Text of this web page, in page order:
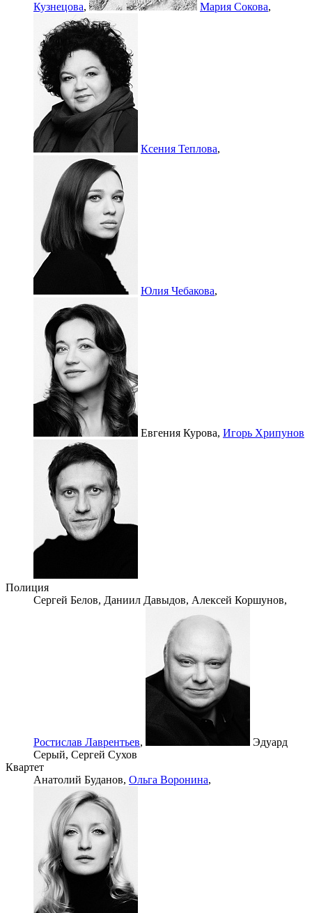
Кузнецова, Мария Сокова,
Ксения Теплова,
Юлия Чебакова,
Евгения Курова, Игорь Хрипунов
Полиция
Сергей Белов, Даниил Давыдов, Алексей Коршунов,
Ростислав Лаврентьев,
Эдуард
Серый, Сергей Сухов
Квартет
Анатолий Буданов, Ольга Воронина,